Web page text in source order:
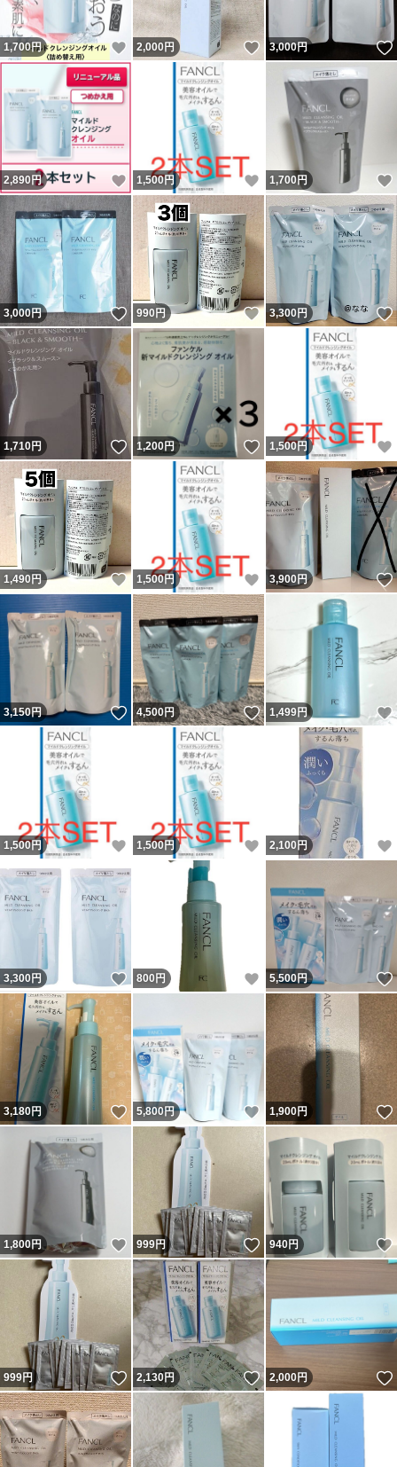
1,700円 いいね！
2,000円 いいね！
3,000円
2,890 円 いいね！
1,500円 いいね！
1,700円
3,000円 いいね！
990 円 いいね！
3,300円
1,710円 いいね！
1,200円 いいね！
1,500円
1,490 円 いいね！
1,500円 いいね！
3,900円
3,150円 いいね！
4,500円 いいね！
1,499円
1,500円 いいね！
1,500円 いいね！
2,100 円
3,300円 いいね！
800 円 いいね！
5,500円
3,180円 いいね！
5,800円 いいね！
1,900円
1,800円 いいね！
999円 いいね！
940円
999円 いいね！
2,130円 いいね！
2,000円